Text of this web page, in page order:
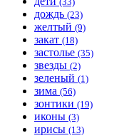
дождь (23)
желтый (9)
закат (18)
застолье (35)
звезды (2)
зеленый (1)
зима (56)
зонтики (19)
иконы (3)
ирисы (13)